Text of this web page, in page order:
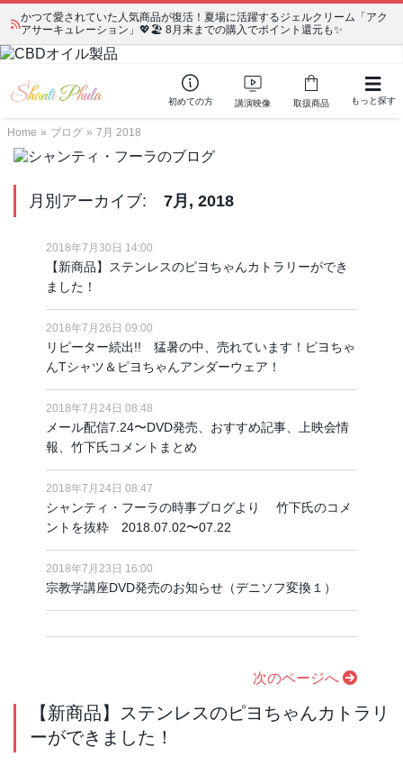
かつて愛されていた人気商品が復活！夏場に活躍するジェルクリーム「アク
アサーキュレーション」💖🏖️ 8月末までの購入でポイント還元も✨
初めての方 講演映像 取扱商品 もっと探す
Home » ブログ » 7月 2018
月別アーカイブ: 7月, 2018
2018年7月30日 14:00
【新商品】ステンレスのピヨちゃんカトラリーができ
ました！
2018年7月26日 09:00
リピーター続出!! 猛暑の中、売れています！ピヨちゃ
んTシャツ＆ピヨちゃんアンダーウェア！
2018年7月24日 08:48
メール配信7.24〜DVD発売、おすすめ記事、上映会情
報、竹下氏コメントまとめ
2018年7月24日 08:47
シャンティ・フーラの時事ブログより 竹下氏のコメ
ントを抜粋 2018.07.02〜07.22
2018年7月23日 16:00
宗教学講座DVD発売のお知らせ（デニソフ変換１）
次のページへ
【新商品】ステンレスのピヨちゃんカトラリ
ーができました！